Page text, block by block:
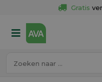
Gratis